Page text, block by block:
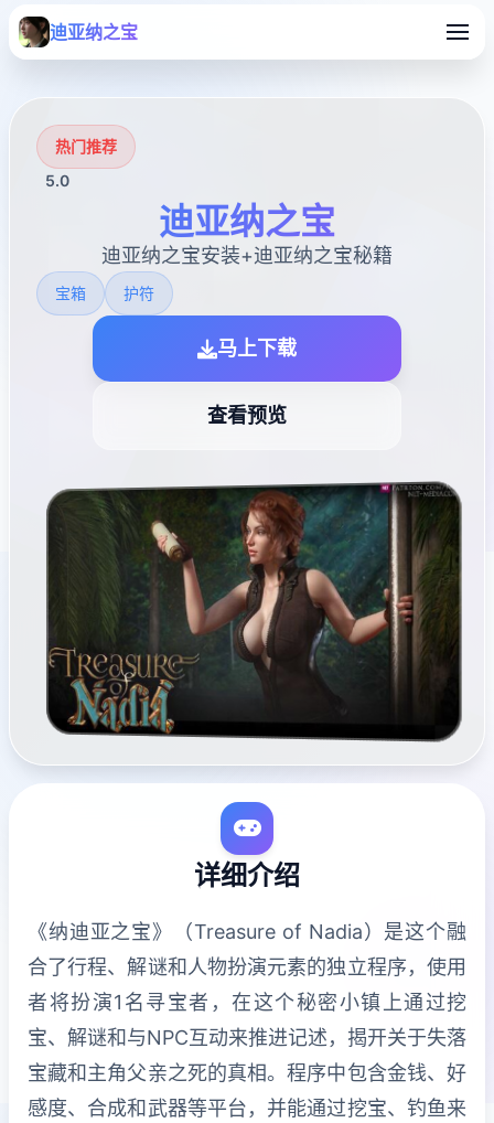
迪亚纳之宝
热门推荐
5.0
迪亚纳之宝
迪亚纳之宝安装+迪亚纳之宝秘籍
宝箱 护符
马上下载
查看预览
详细介绍
《纳迪亚之宝》（Treasure of Nadia）是这个融
合了行程、解谜和人物扮演元素的独立程序，使用
者将扮演1名寻宝者，在这个秘密小镇上通过挖
宝、解谜和与NPC互动来推进记述，揭开关于失落
宝藏和主角父亲之死的真相。程序中包含金钱、好
感度、合成和武器等平台，并能通过挖宝、钓鱼来